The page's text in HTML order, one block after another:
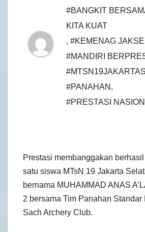
#BANGKIT
KITA KUAT
, #KEMENAG
#MANDIRI
#PANAHAN ,
#PRESTASI
Prestasi membanggakan
satu siswa MTsN 19 Jakarta
bernama MUHAMMAD ANAS
2 bersama Tim Panahan Standar
Sach Archery Club.